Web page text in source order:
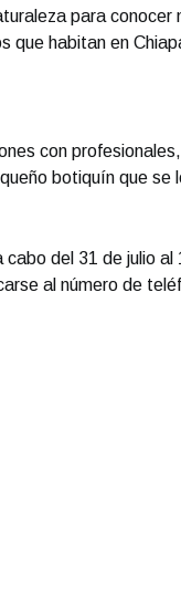
para conocer
que habitan en
con profesionales,
botiquín que se
del 31 de julio al
al número de